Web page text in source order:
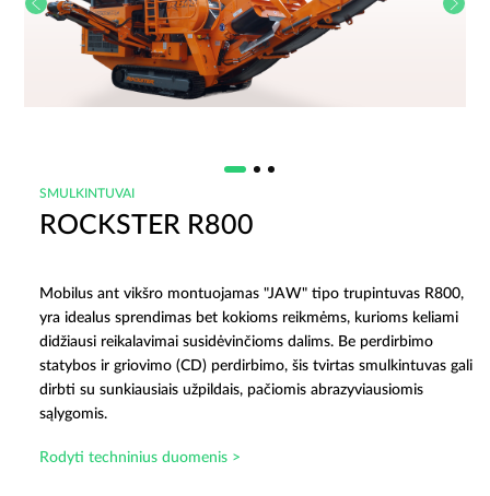
SMULKINTUVAI
ROCKSTER R800
Mobilus ant vikšro montuojamas "JAW" tipo trupintuvas R800,
yra idealus sprendimas bet kokioms reikmėms, kurioms keliami
didžiausi reikalavimai susidėvinčioms dalims. Be perdirbimo
statybos ir griovimo (CD) perdirbimo, šis tvirtas smulkintuvas gali
dirbti su sunkiausiais užpildais, pačiomis abrazyviausiomis
sąlygomis.
Rodyti techninius duomenis >